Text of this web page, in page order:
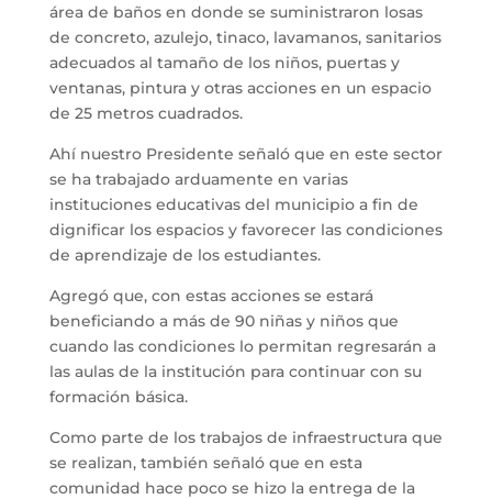
área de baños en donde se suministraron losas
de concreto, azulejo, tinaco, lavamanos, sanitarios
adecuados al tamaño de los niños, puertas y
ventanas, pintura y otras acciones en un espacio
de 25 metros cuadrados.
Ahí nuestro Presidente señaló que en este sector
se ha trabajado arduamente en varias
instituciones educativas del municipio a fin de
dignificar los espacios y favorecer las condiciones
de aprendizaje de los estudiantes.
Agregó que, con estas acciones se estará
beneficiando a más de 90 niñas y niños que
cuando las condiciones lo permitan regresarán a
las aulas de la institución para continuar con su
formación básica.
Como parte de los trabajos de infraestructura que
se realizan, también señaló que en esta
comunidad hace poco se hizo la entrega de la